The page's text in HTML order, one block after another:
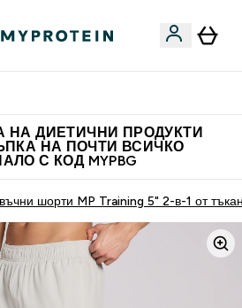
НА ДИЕТИЧНИ ПРОДУКТИ
НА ПОЧТИ ВСИЧКО
С КОД MYPBG
шорти MP Training 5" 2-в-1 от